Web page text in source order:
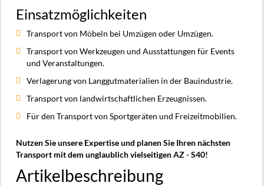
Einsatzmöglichkeiten
Transport von Möbeln bei Umzügen oder Umzügen.
Transport von Werkzeugen und Ausstattungen für Events
und Veranstaltungen.
Verlagerung von Langgutmaterialien in der Bauindustrie.
Transport von landwirtschaftlichen Erzeugnissen.
Für den Transport von Sportgeräten und Freizeitmobilien.
Nutzen Sie unsere Expertise und planen Sie Ihren nächsten
Transport mit dem unglaublich vielseitigen AZ - S40!
Artikelbeschreibung